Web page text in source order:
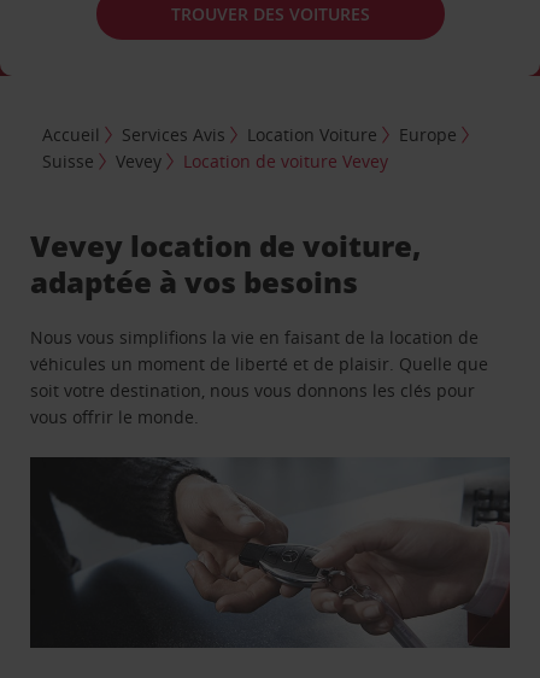
TROUVER DES VOITURES
Accueil Services Avis Location Voiture
Europe
Suisse
Vevey Location de voiture Vevey
Vevey location de voiture,
adaptée à vos besoins
Nous vous simplifions la vie en faisant de la location de
véhicules un moment de liberté et de plaisir. Quelle que
soit votre destination, nous vous donnons les clés pour
vous offrir le monde.